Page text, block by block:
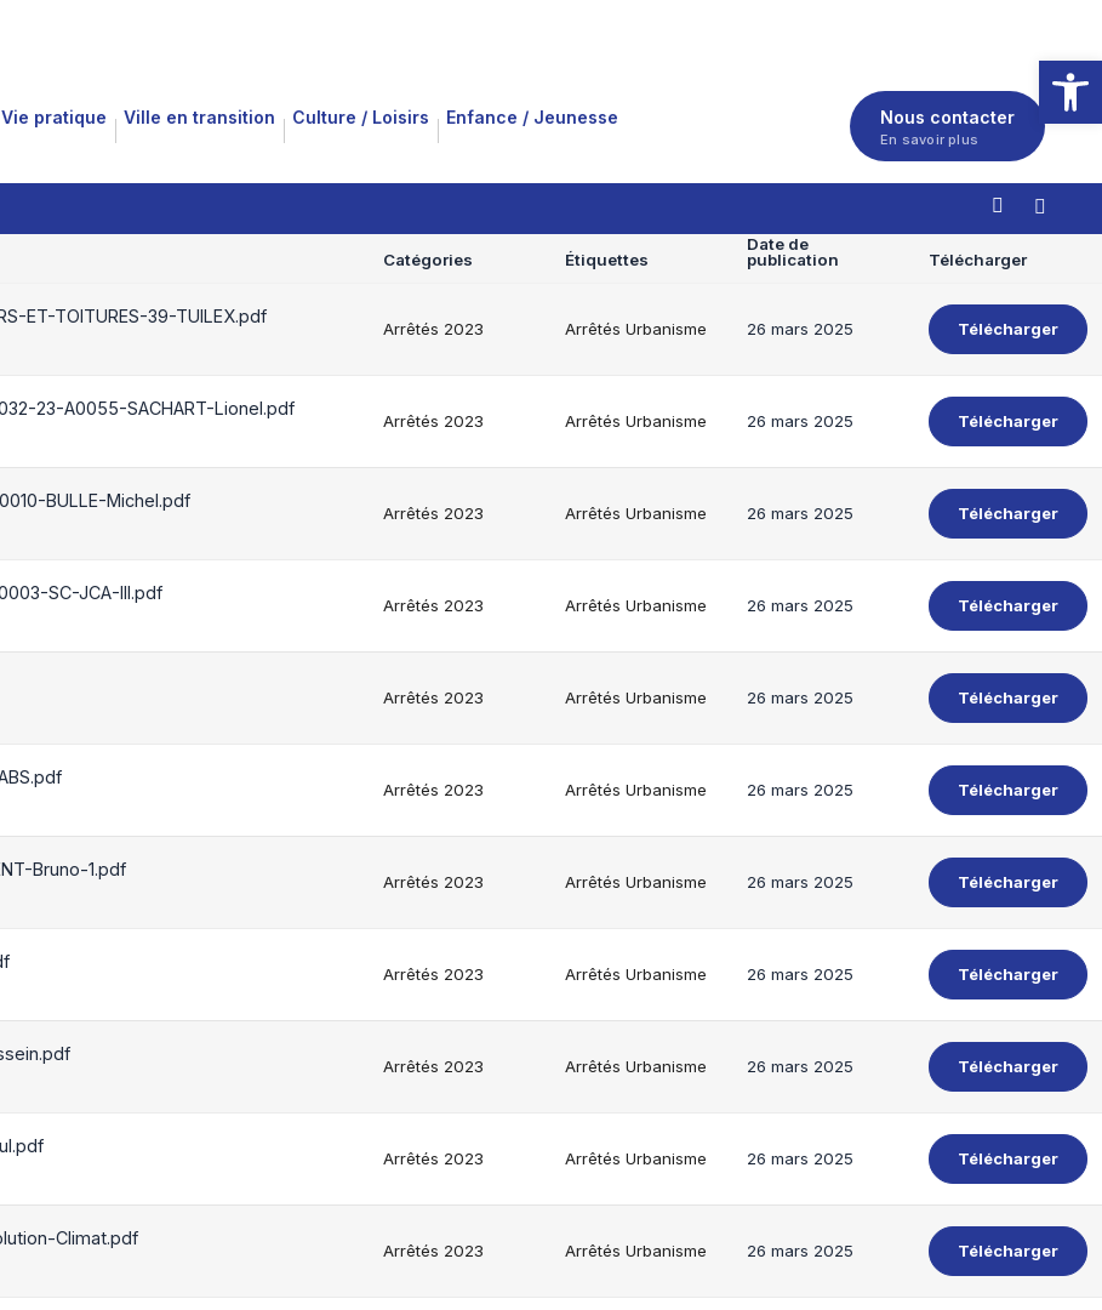
Vie pratique Ville en transition Culture / Loisirs Enfance / Jeunesse Nous contacter
En savoir plus
Catégories Étiquettes
Date de
publication
Télécharger
ET-TOITURES-39-TUILEX.pdf
Arrêtés 2023 Arrêtés Urbanisme 26 mars 2025 Télécharger
23-A0055-SACHART-Lionel.pdf
Arrêtés 2023 Arrêtés Urbanisme 26 mars 2025 Télécharger
BULLE-Michel.pdf
Arrêtés 2023 Arrêtés Urbanisme 26 mars 2025 Télécharger
SC-JCA-III.pdf
Arrêtés 2023 Arrêtés Urbanisme 26 mars 2025 Télécharger
Arrêtés 2023 Arrêtés Urbanisme 26 mars 2025 Télécharger
Arrêtés 2023 Arrêtés Urbanisme 26 mars 2025 Télécharger
Bruno-1.pdf
Arrêtés 2023 Arrêtés Urbanisme 26 mars 2025 Télécharger
Arrêtés 2023 Arrêtés Urbanisme 26 mars 2025 Télécharger
Arrêtés 2023 Arrêtés Urbanisme 26 mars 2025 Télécharger
Arrêtés 2023 Arrêtés Urbanisme 26 mars 2025 Télécharger
Climat.pdf
Arrêtés 2023 Arrêtés Urbanisme 26 mars 2025 Télécharger
Ouvrir